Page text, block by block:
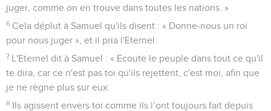
juger, comme on en trouve dans toutes les nations. »
6 Cela déplut à Samuel qu'ils disent : « Donne-nous un roi
pour nous juger », et il pria l'Eternel.
7 L'Eternel dit à Samuel : « Ecoute le peuple dans tout ce qu'il
te dira, car ce n'est pas toi qu'ils rejettent, c'est moi, afin que
je ne règne plus sur eux.
8 Ils agissent envers toi comme ils l’ont toujours fait depuis